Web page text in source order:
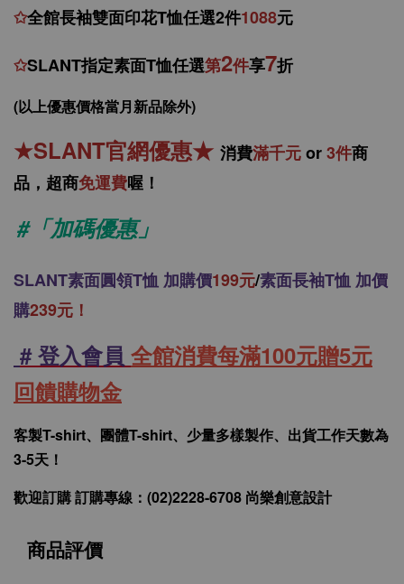
✩全館長袖雙面印花T恤任選2件1088元
✩SLANT指定素面T恤任選第2件享7折
(以上優惠價格當月新品除外)
★SLANT官網優惠★ 消費滿千元or3件商
品， 超商免運費喔！
#「加碼優惠」
SLANT素面圓領T恤 加購價199元/素面長袖T恤 加價
購239元！
# 登入會員 全館消費每滿100元贈5元
回饋購物金
客製T-shirt、團體T-shirt、少量多樣製作、出貨工作天數為
3-5天！
歡迎訂購 訂購專線：(02)2228-6708 尚樂創意設計
商品評價